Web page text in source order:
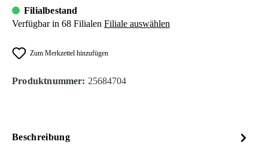
Filialbestand
Verfügbar in 68 Filialen Filiale auswählen
Zum Merkzettel hinzufügen
Produktnummer: 25684704
Beschreibung